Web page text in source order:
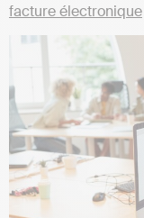
facture électronique